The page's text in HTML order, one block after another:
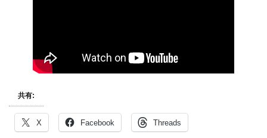
共有:
X Facebook Threads